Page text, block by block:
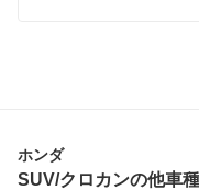
ホンダ
SUV/クロカンの他車